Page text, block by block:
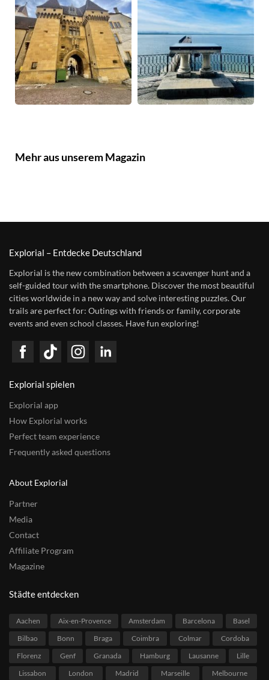
Mehr aus unserem Magazin
Explorial – Entdecke Deutschland
Explorial is the new combination between a scavenger hunt and a
self-guided tour with the smartphone. Discover the most beautiful
cities worldwide in a new way and solve interesting puzzles. Our
trails are perfect for: Outings with friends or family, corporate
events and even school classes. Have fun exploring!
Explorial spielen
Explorial app
How Explorial works
Perfect team experience
Frequently asked questions
About Explorial
Partner
Media
Contact
Affiliate Program
Magazine
Städte entdecken
Aachen Aix-en-Provence Amsterdam Barcelona
Basel
Bilbao
Bonn Braga Coimbra Colmar
Cordoba
Florenz
Genf Granada Hamburg Lausanne
Lille
Lissabon
London Madrid Marseille Melbourne